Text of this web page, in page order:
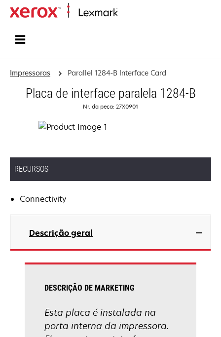
Impressoras Parallel 1284-B Interface Card
Placa de interface paralela 1284-B
Nr. da peça: 27X0901
RECURSOS
Connectivity
Descrição geral
DESCRIÇÃO DE MARKETING
Esta placa é instalada na
porta interna da impressora.